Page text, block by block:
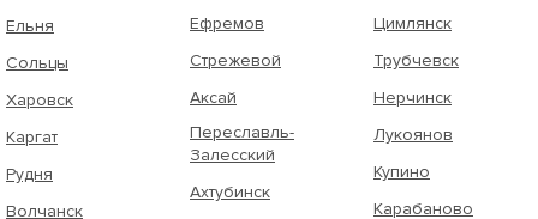
Ельня
Сольцы
Харовск
Каргат
Рудня
Волчанск
Ефремов
Стрежевой
Аксай
Переславль-
Залесский
Ахтубинск
Цимлянск
Трубчевск
Нерчинск
Лукоянов
Купино
Карабаново